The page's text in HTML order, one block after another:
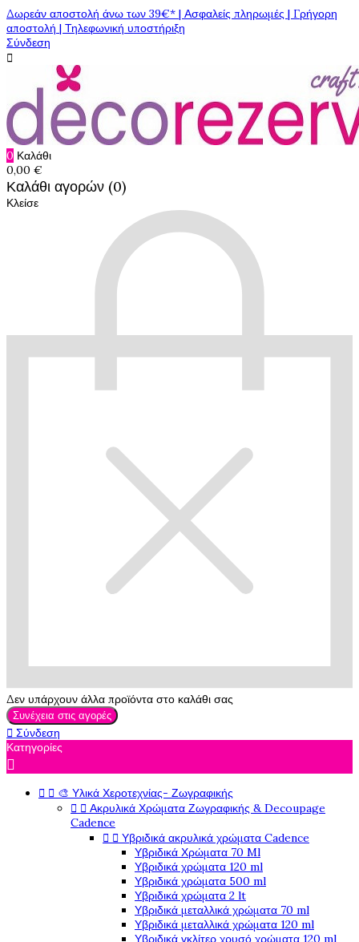
Δωρεάν αποστολή άνω των 39€* | Ασφαλείς πληρωμές | Γρήγορη
αποστολή | Τηλεφωνική υποστήριξη
Σύνδεση

0 Καλάθι
0,00 €
Καλάθι αγορών (0)
Κλείσε
Δεν υπάρχουν άλλα προϊόντα στο καλάθι σας
Συνέχεια στις αγορές
 Σύνδεση
Κατηγορίες

  🎨 Υλικά Χεροτεχνίας- Ζωγραφικής
  Ακρυλικά Χρώματα Ζωγραφικής & Decoupage
Cadence
  Υβριδικά ακρυλικά χρώματα Cadence
Υβριδικά Χρώματα 70 Ml
Υβριδικά χρώματα 120 ml
Υβριδικά χρώματα 500 ml
Υβριδικά χρώματα 2 lt
Υβριδικά μεταλλικά χρώματα 70 ml
Υβριδικά μεταλλικά χρώματα 120 ml